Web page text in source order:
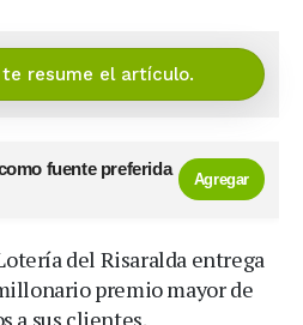
te resume el artículo.
fuente preferida
Agregar
del Risaralda entrega
premio mayor de
a sus clientes.